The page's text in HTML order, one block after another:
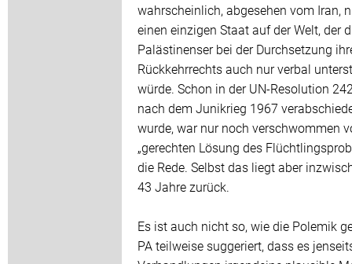
wahrscheinlich, abgesehen vom Iran,
einen einzigen Staat auf der Welt, der
Palästinenser bei der Durchsetzung
Rückkehrrechts auch nur verbal
würde. Schon in der UN-Resolution
nach dem Junikrieg 1967
wurde, war nur noch verschwommen
„gerechten Lösung des
die Rede. Selbst das liegt aber
43 Jahre zurück.
Es ist auch nicht so, wie die Polemik
PA teilweise suggeriert, dass es